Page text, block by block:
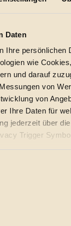
Daten
Ihre persönlichen
wie
und darauf
von
von
Ihre Daten für
jederzeit über
Trigger
bestimmten
bewussten
Ideen, Menschen
der Branche